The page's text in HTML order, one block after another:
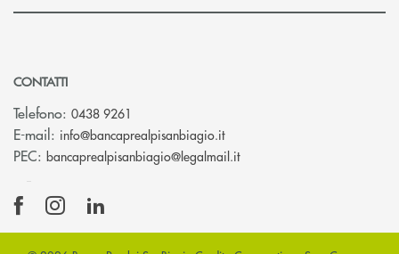
CONTATTI
Telefono: 0438 9261
E-mail: info@bancaprealpisanbiagio.it(si apre l’app di posta
PEC: bancaprealpisanbiagio@legalmail.it(si apre l’app di posta